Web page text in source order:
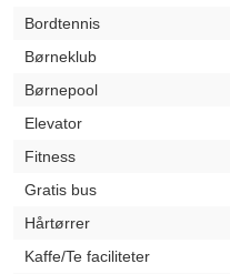
Bordtennis
Børneklub
Børnepool
Elevator
Fitness
Gratis bus
Hårtørrer
Kaffe/Te faciliteter